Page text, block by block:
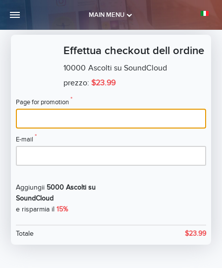
MAIN MENU
Effettua checkout dell ordine
10000 Ascolti su SoundCloud
prezzo:$23.99
Page for promotion *
E-mail *
Aggiungii 5000 Ascolti su
SoundCloud
e risparmia il15%
Totale $23.99